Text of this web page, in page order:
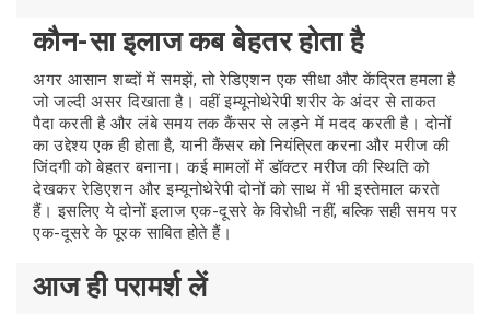
कौन-सा इलाज कब बेहतर होता है
अगर आसान शब्दों में समझें, तो रेडिएशन एक सीधा और केंद्रित हमला है
जो जल्दी असर दिखाता है। वहीं इम्यूनोथेरेपी शरीर के अंदर से ताकत
पैदा करती है और लंबे समय तक कैंसर से लड़ने में मदद करती है। दोनों
का उद्देश्य एक ही होता है, यानी कैंसर को नियंत्रित करना और मरीज की
जिंदगी को बेहतर बनाना। कई मामलों में डॉक्टर मरीज की स्थिति को
देखकर रेडिएशन और इम्यूनोथेरेपी दोनों को साथ में भी इस्तेमाल करते
हैं। इसलिए ये दोनों इलाज एक-दूसरे के विरोधी नहीं, बल्कि सही समय पर
एक-दूसरे के पूरक साबित होते हैं।
आज ही परामर्श लें